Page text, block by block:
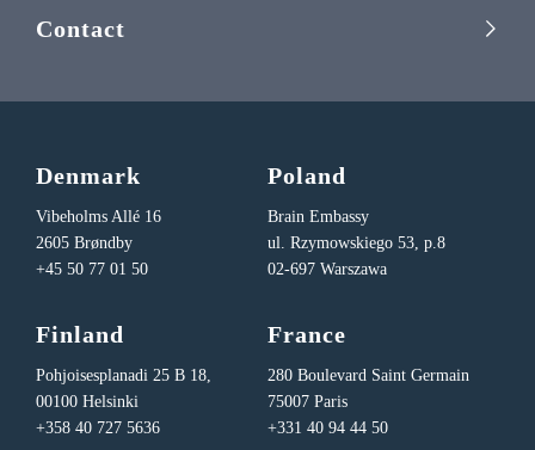
Contact
Denmark
Vibeholms Allé 16
2605 Brøndby
+45 50 77 01 50
Poland
Brain Embassy
ul. Rzymowskiego 53, p.8
02-697 Warszawa
Finland
Pohjoisesplanadi 25 B 18,
00100 Helsinki
+358 40 727 5636
France
280 Boulevard Saint Germain
75007 Paris
+331 40 94 44 50